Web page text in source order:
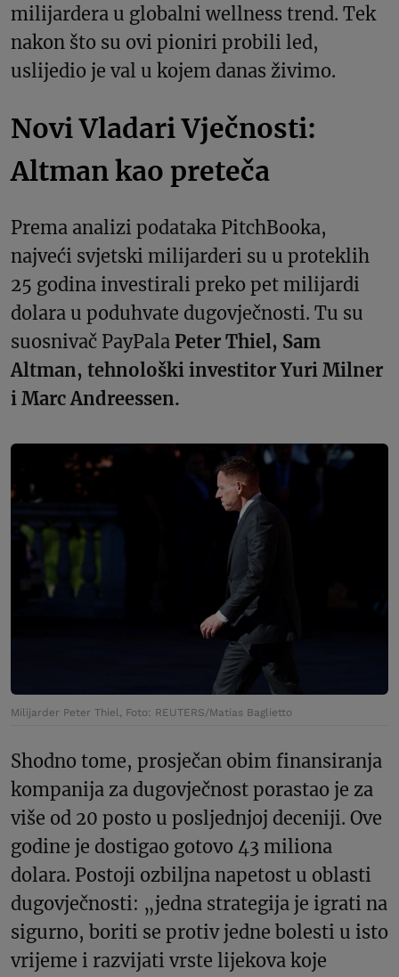
milijardera u globalni wellness trend. Tek
nakon što su ovi pioniri probili led,
uslijedio je val u kojem danas živimo.
Novi Vladari Vječnosti:
Altman kao preteča
Prema analizi podataka PitchBooka,
najveći svjetski milijarderi su u proteklih
25 godina investirali preko pet milijardi
dolara u poduhvate dugovječnosti. Tu su
suosnivač PayPala Peter Thiel, Sam
Altman, tehnološki investitor Yuri Milner
i Marc Andreessen.
Milijarder Peter Thiel, Foto: REUTERS/Matias Baglietto
Shodno tome, prosječan obim finansiranja
kompanija za dugovječnost porastao je za
više od 20 posto u posljednjoj deceniji. Ove
godine je dostigao gotovo 43 miliona
dolara. Postoji ozbiljna napetost u oblasti
dugovječnosti: „jedna strategija je igrati na
sigurno, boriti se protiv jedne bolesti u isto
vrijeme i razvijati vrste lijekova koje